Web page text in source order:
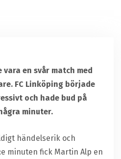
en svår match med
FC Linköping började
och hade bud på
minuter.
händelserik och
minuten fick Martin Alp en